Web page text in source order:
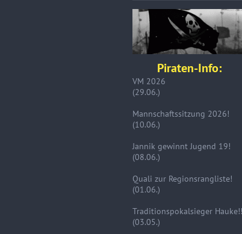
Piraten-Info:
VM 2026
(29.06.)
Mannschaftssitzung 2026!
(10.06.)
Jannik gewinnt Jugend 19!
(08.06.)
Quali zur Regionsrangliste!
(01.06.)
Traditionspokalsieger Hauke!!
(03.05.)